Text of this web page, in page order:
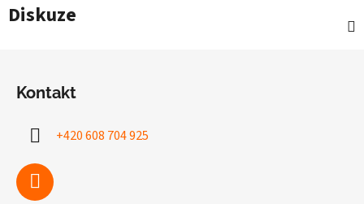
Diskuze
Kontakt
+420 608 704 925